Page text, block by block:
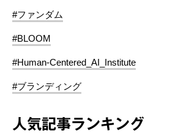
#ファンダム
#BLOOM
#Human-Centered_AI_Institute
#ブランディング
人気記事ランキング